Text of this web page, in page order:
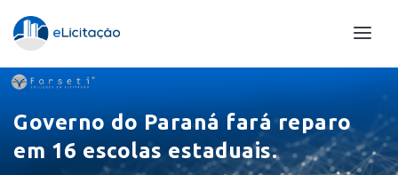
Governo do Paraná fará reparo
em 16 escolas estaduais.